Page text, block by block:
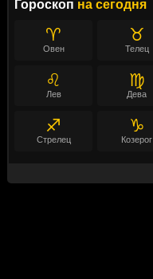
Гороскоп на сегодня
♈
Овен
♉
Телец
♌
Лев
♍
Дева
♐
Стрелец
♑
Козерог